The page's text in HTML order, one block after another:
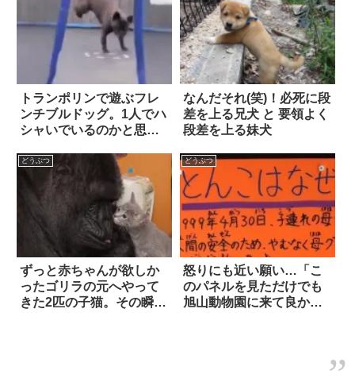
トランポリンで遊ぶフレ
ンチブルドッグ。1人でハ
シャいでいるのかと思っ
なんだそれ(笑)！必死に段
差を上る兄犬 と 要領よく
段差を上る妹犬
どうぶつ
ずっと赤ちゃんが欲しか
ったゴリラの元へやって
きた2匹の子猫。その瞬間
どうぶつ
怒りにも近い願い…「こ
のパネルを見ただけでも
旭山動物園に来て良かっ